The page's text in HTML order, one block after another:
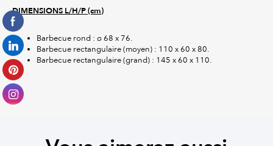
DIMENSIONS L/H/P (cm)
Barbecue rond : ø 68 x 76.
Barbecue rectangulaire (moyen) : 110 x 60 x 80.
Barbecue rectangulaire (grand) : 145 x 60 x 110.